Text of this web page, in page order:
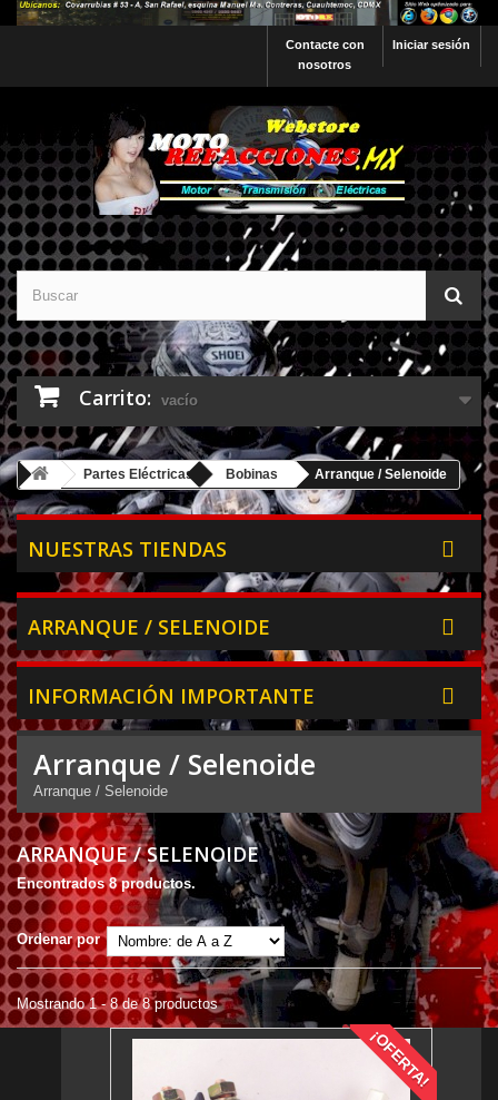
Iniciar sesión
Contacte con
nosotros
Carrito: vacío
Partes Eléctricas Bobinas Arranque / Selenoide
NUESTRAS TIENDAS
ARRANQUE / SELENOIDE
INFORMACIÓN IMPORTANTE
Arranque / Selenoide
Arranque / Selenoide
ARRANQUE / SELENOIDE
Encontrados 8 productos.
Ordenar por
Mostrando 1 - 8 de 8 productos
¡OFERTA!